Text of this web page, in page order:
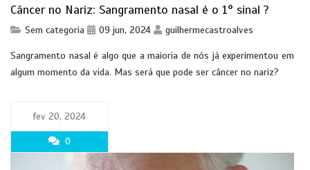
Câncer no Nariz: Sangramento nasal é o 1° sinal ?
Sem categoria 09 jun, 2024 guilhermecastroalves
Sangramento nasal é algo que a maioria de nós já experimentou em
algum momento da vida. Mas será que pode ser câncer no nariz?
fev 20, 2024
0